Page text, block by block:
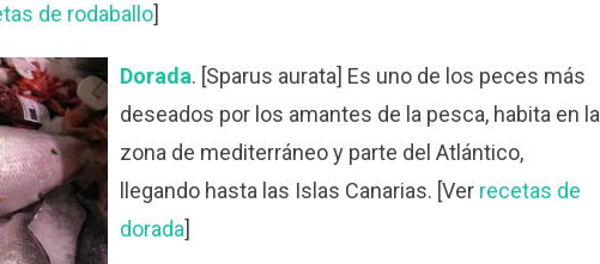
de rodaballo]
Dorada. [Sparus aurata] Es uno de los peces más
deseados por los amantes de la pesca, habita en la
zona de mediterráneo y parte del Atlántico,
llegando hasta las Islas Canarias. [Ver recetas de
dorada]